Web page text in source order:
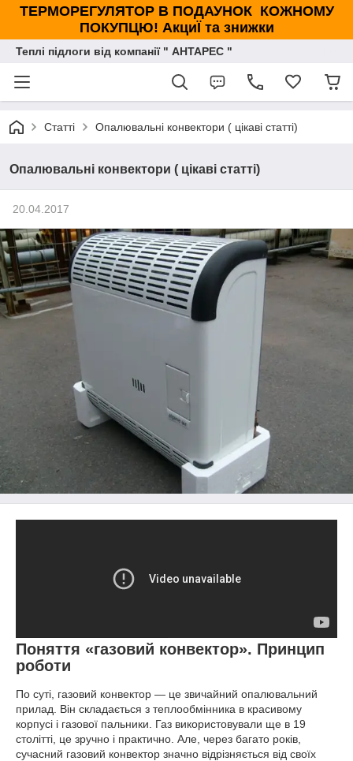
ТЕРМОРЕГУЛЯТОР В ПОДАУНОК КОЖНОМУ
ПОКУПЦЮ! АкциЇ та знижки
Теплі підлоги від компанії " АНТАРЕС "
Статті Опалювальні конвектори ( цікаві статті)
Опалювальні конвектори ( цікаві статті)
20.04.2017
Поняття «газовий конвектор». Принцип
роботи
По суті, газовий конвектор — це звичайний опалювальний
прилад. Він складається з теплообмінника в красивому
корпусі і газової пальники. Газ використовували ще в 19
столітті, це зручно і практично. Але, через багато років,
сучасний газовий конвектор значно відрізняється від своїх